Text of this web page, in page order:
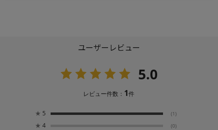
ユーザーレビュー
5.0
レビュー件数： 1件
★ 5 (1)
★ 4 (0)